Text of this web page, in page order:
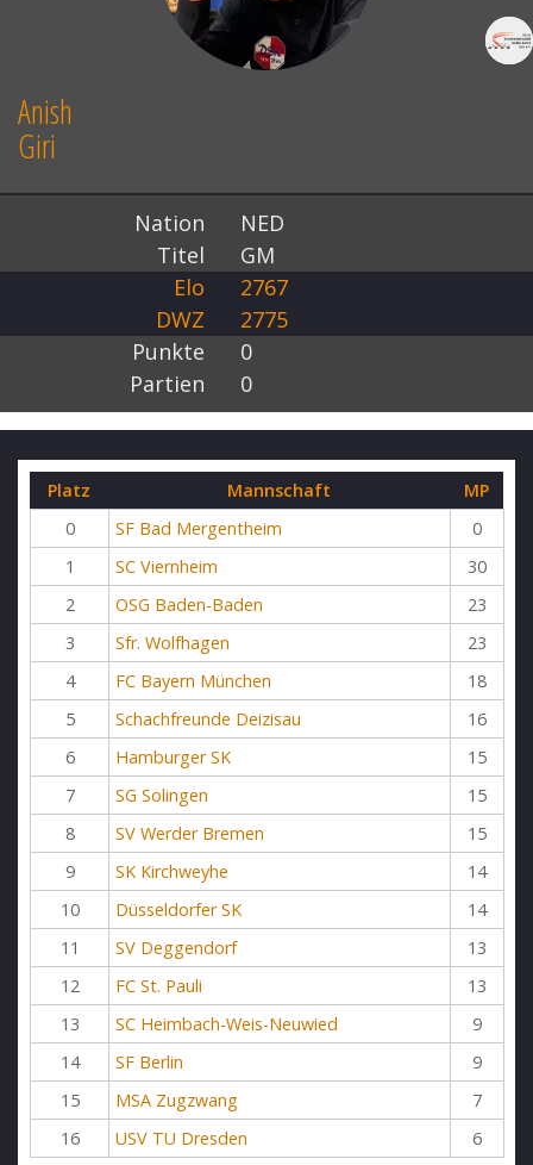
Anish
Giri
Nation
NED
Titel
GM
Elo
2767
DWZ
2775
Punkte
0
Partien
0
Platz Mannschaft
MP
0
SF Bad Mergentheim
0
1
SC Viernheim
30
2
OSG Baden-Baden
23
3
Sfr. Wolfhagen
23
4
FC Bayern München
18
5
Schachfreunde Deizisau
16
6
Hamburger SK
15
7
SG Solingen
15
8
SV Werder Bremen
15
9
SK Kirchweyhe
14
10
Düsseldorfer SK
14
11
SV Deggendorf
13
12
FC St. Pauli
13
13
SC Heimbach-Weis-Neuwied
9
14
SF Berlin
9
15
MSA Zugzwang
7
16
USV TU Dresden 6